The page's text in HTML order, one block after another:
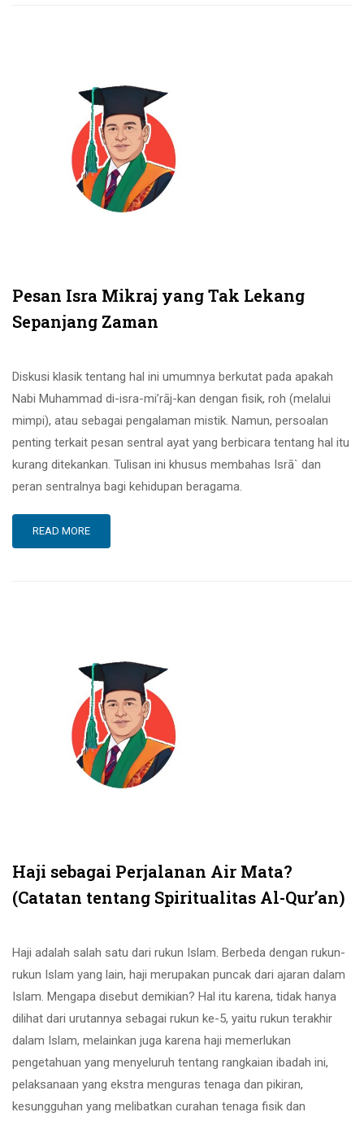
Pesan Isra Mikraj yang Tak Lekang
Sepanjang Zaman
Diskusi klasik tentang hal ini umumnya berkutat pada apakah
Nabi Muhammad di-isra-mi’rāj-kan dengan fisik, roh (melalui
mimpi), atau sebagai pengalaman mistik. Namun, persoalan
penting terkait pesan sentral ayat yang berbicara tentang hal itu
kurang ditekankan. Tulisan ini khusus membahas Isrā` dan
peran sentralnya bagi kehidupan beragama.
READ MORE
Haji sebagai Perjalanan Air Mata?
(Catatan tentang Spiritualitas Al-Qur’an)
Haji adalah salah satu dari rukun Islam. Berbeda dengan rukun-
rukun Islam yang lain, haji merupakan puncak dari ajaran dalam
Islam. Mengapa disebut demikian? Hal itu karena, tidak hanya
dilihat dari urutannya sebagai rukun ke-5, yaitu rukun terakhir
dalam Islam, melainkan juga karena haji memerlukan
pengetahuan yang menyeluruh tentang rangkaian ibadah ini,
pelaksanaan yang ekstra menguras tenaga dan pikiran,
kesungguhan yang melibatkan curahan tenaga fisik dan